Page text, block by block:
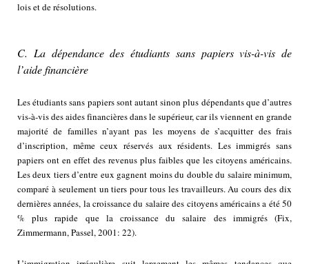
lois et de résolutions.
C. La dépendance des étudiants sans papiers vis-à-vis de
l’aide financière
Les étudiants sans papiers sont autant sinon plus dépendants que d’autres
vis-à-vis des aides financières dans le supérieur, car ils viennent en grande
majorité de familles n’ayant pas les moyens de s’acquitter des frais
d’inscription, même ceux réservés aux résidents. Les immigrés sans
papiers ont en effet des revenus plus faibles que les citoyens américains.
Les deux tiers d’entre eux gagnent moins du double du salaire minimum,
comparé à seulement un tiers pour tous les travailleurs. Au cours des dix
dernières années, la croissance du salaire des citoyens américains a été 50
% plus rapide que la croissance du salaire des immigrés (Fix,
Zimmermann, Passel, 2001: 22).